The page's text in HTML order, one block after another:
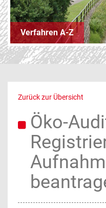
Verfahren A-Z
Zurück zur Übersicht
Öko-